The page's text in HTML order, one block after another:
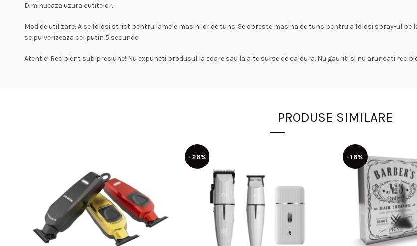
Diminueaza uzura cutitelor.
Mod de utilizare: A se folosi strict pentru lamele masinilor de tuns. Se opreste masina de tuns pentru a folosi spray-ul pe
se pulverizeaza cel putin 5 secunde.
Atentie! Recipient sub presiune! Nu expuneti produsul la soare sau la alte surse de caldura. Nu gauriti si nu aruncati
PRODUSE SIMILARE
-26% -16%